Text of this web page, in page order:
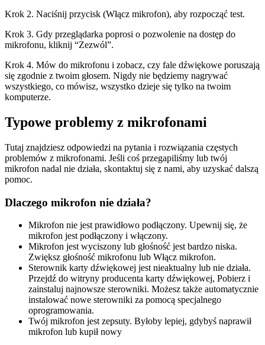
Krok 2. Naciśnij przycisk (Włącz mikrofon), aby rozpocząć test.
Krok 3. Gdy przeglądarka poprosi o pozwolenie na dostęp do
mikrofonu, kliknij “Zezwól”.
Krok 4. Mów do mikrofonu i zobacz, czy fale dźwiękowe poruszają
się zgodnie z twoim głosem. Nigdy nie będziemy nagrywać
wszystkiego, co mówisz, wszystko dzieje się tylko na twoim
komputerze.
Typowe problemy z mikrofonami
Tutaj znajdziesz odpowiedzi na pytania i rozwiązania częstych
problemów z mikrofonami. Jeśli coś przegapiliśmy lub twój
mikrofon nadal nie działa, skontaktuj się z nami, aby uzyskać dalszą
pomoc.
Dlaczego mikrofon nie działa?
Mikrofon nie jest prawidłowo podłączony. Upewnij się, że
mikrofon jest podłączony i włączony.
Mikrofon jest wyciszony lub głośność jest bardzo niska.
Zwiększ głośność mikrofonu lub Włącz mikrofon.
Sterownik karty dźwiękowej jest nieaktualny lub nie działa.
Przejdź do witryny producenta karty dźwiękowej, Pobierz i
zainstaluj najnowsze sterowniki. Możesz także automatycznie
instalować nowe sterowniki za pomocą specjalnego
oprogramowania.
Twój mikrofon jest zepsuty. Byłoby lepiej, gdybyś naprawił
mikrofon lub kupił nowy